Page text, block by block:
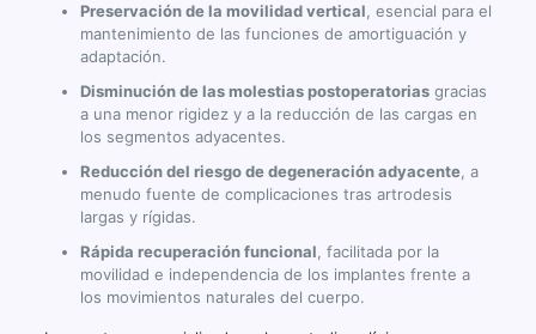
Preservación de la movilidad vertical , esencial para el
mantenimiento de las funciones de amortiguación y
adaptación.
Disminución de las molestias postoperatoriasgracias
a una menor rigidez y a la reducción de las cargas en
los segmentos adyacentes.
Reducción del riesgo de degeneración adyacente, a
menudo fuente de complicaciones tras artrodesis
largas y rígidas.
Rápida recuperación funcional , facilitada por la
movilidad e independencia de los implantes frente a
los movimientos naturales del cuerpo.